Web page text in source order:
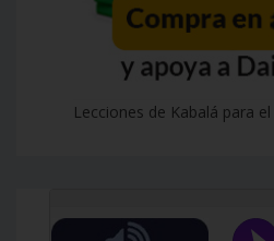
Lecciones de Kabalá para